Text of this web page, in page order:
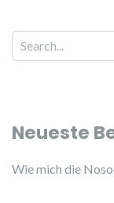
Neueste
Wie mich die